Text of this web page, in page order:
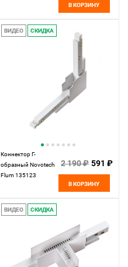
В КОРЗИНУ
ВИДЕО СКИДКА
Коннектор Г-
образный Novotech
Flum 135123
2 190 ₽ 591 ₽
В КОРЗИНУ
ВИДЕО СКИДКА